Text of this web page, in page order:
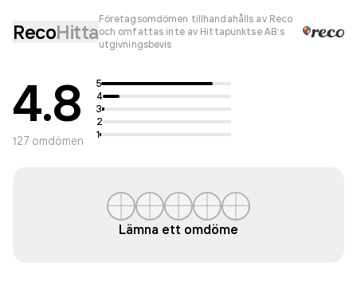
RecoHitta
Företagsomdömen tillhandahålls av Reco
och omfattas inte av Hittapunktse AB:s
utgivningsbevis
4.8
127 omdömen
5
4
3
2
1
Lämna ett omdöme